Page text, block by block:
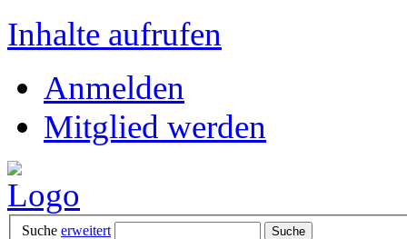
Inhalte aufrufen
Anmelden
Mitglied werden
Suche erweitert